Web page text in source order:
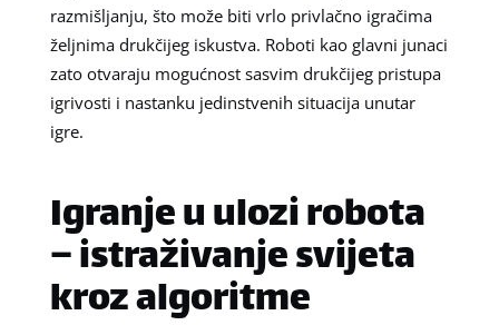
razmišljanju, što može biti vrlo privlačno igračima
željnima drukčijeg iskustva. Roboti kao glavni junaci
zato otvaraju mogućnost sasvim drukčijeg pristupa
igrivosti i nastanku jedinstvenih situacija unutar
igre.
Igranje u ulozi robota
– istraživanje svijeta
kroz algoritme